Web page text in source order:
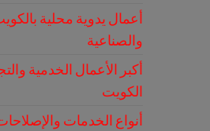
أعمال يدوية محلية
والصناعية
أكبر الأعمال الخدمية
الكويت
أنواع الخدمات